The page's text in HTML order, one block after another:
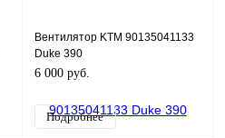
Вентилятор KTM 90135041133
Duke 390
6 000 руб.
Подробнее